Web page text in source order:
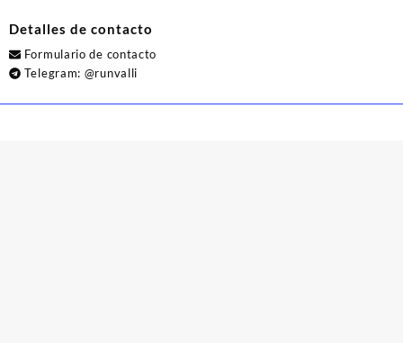
Detalles de contacto
Formulario de contacto
Telegram: @runvalli